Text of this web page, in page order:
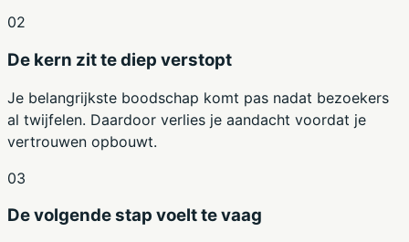
02
De kern zit te diep verstopt
Je belangrijkste boodschap komt pas nadat bezoekers
al twijfelen. Daardoor verlies je aandacht voordat je
vertrouwen opbouwt.
03
De volgende stap voelt te vaag